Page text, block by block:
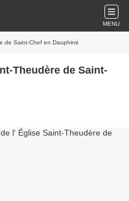
MENU
de Saint-Chef en Dauphiné
Theudère de Saint-